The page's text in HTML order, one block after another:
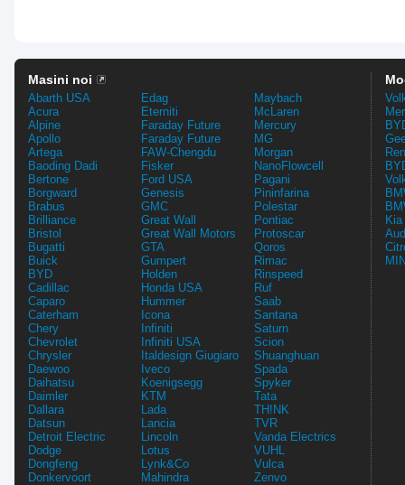
Masini noi
Abarth USA
Acura
Alpine
Apollo
Artega
Baoding Dadi
Bertone
Borgward
Brabus
Brilliance
Bristol
Bugatti
Buick
BYD
Cadillac
Caparo
Caterham
Chery
Chevrolet
Chrysler
Daewoo
Daihatsu
Daimler
Dallara
Datsun
Detroit Electric
Dodge
Dongfeng
Donkervoort
Edag
Eterniti
Faraday Future
Faraday Future
FAW-Chengdu
Fisker
Ford USA
Genesis
GMC
Great Wall
Great Wall Motors
GTA
Gumpert
Holden
Honda USA
Hummer
Icona
Infiniti
Infiniti USA
Italdesign Giugiaro
Iveco
Koenigsegg
KTM
Lada
Lancia
Lincoln
Lotus
Lynk&Co
Mahindra
Maybach
McLaren
Mercury
MG
Morgan
NanoFlowcell
Pagani
Pininfarina
Polestar
Pontiac
Protoscar
Qoros
Rimac
Rinspeed
Ruf
Saab
Santana
Saturn
Scion
Shuanghuan
Spada
Spyker
Tata
TH!NK
TVR
Vanda Electrics
VUHL
Vulca
Zenvo